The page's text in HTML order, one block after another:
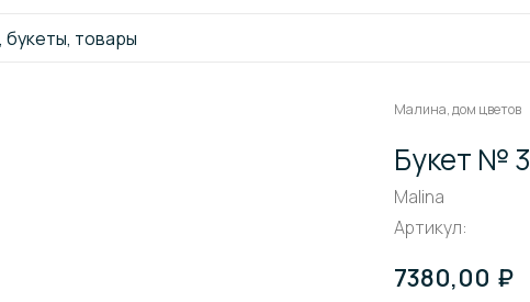
Малина, дом цветов
Букет № 3
Malina
Артикул:
7380,00 ₽